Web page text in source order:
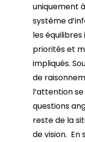
uniquement
système
les
priorités et
impliqués.
de
l’attention
questions
reste de la
de vision. En